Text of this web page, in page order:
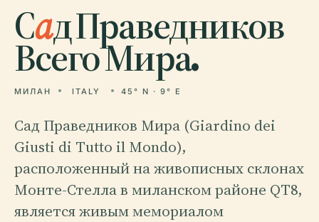
Сад Праведников
Всего Мира.
МИЛАН ITALY 45° N · 9° E
Сад Праведников Мира (Giardino dei
Giusti di Tutto il Mondo),
расположенный на живописных склонах
Монте-Стелла в миланском районе QT8,
является живым мемориалом